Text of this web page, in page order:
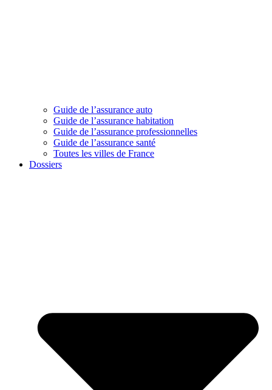
Guide de l’assurance auto
Guide de l’assurance habitation
Guide de l’assurance professionnelles
Guide de l’assurance santé
Toutes les villes de France
Dossiers